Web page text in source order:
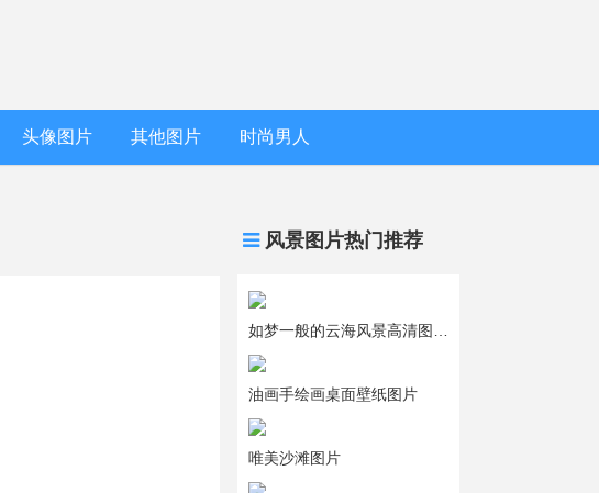
头像图片 其他图片 时尚男人
风景图片热门推荐
油画手绘画桌面壁纸图片
唯美沙滩图片